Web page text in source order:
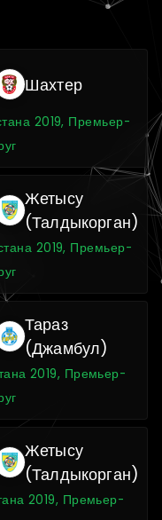
Шахтер
2019, Премьер-
Жетысу
(Талдыкорган)
2019, Премьер-
Тараз
(Джамбул)
2019, Премьер-
Жетысу
(Талдыкорган)
2019, Премьер-